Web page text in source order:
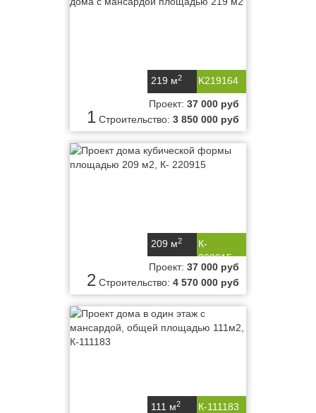
K219164
219 м2
1
Проект: 37 000 руб
Строительство: 3 850 000 руб
К-
220915
209 м2
2
Проект: 37 000 руб
Строительство: 4 570 000 руб
К-111183
111 м2